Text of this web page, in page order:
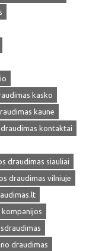
kasko
kaune
kontaktai
draudimas siauliai
draudimas vilniuje
draudimas